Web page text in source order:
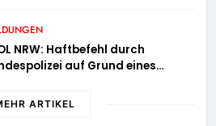
NRW: Haftbefehl durch
auf Grund eines
ARTIKEL